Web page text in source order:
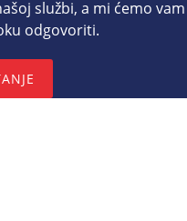
službi, a mi ćemo
odgovoriti.